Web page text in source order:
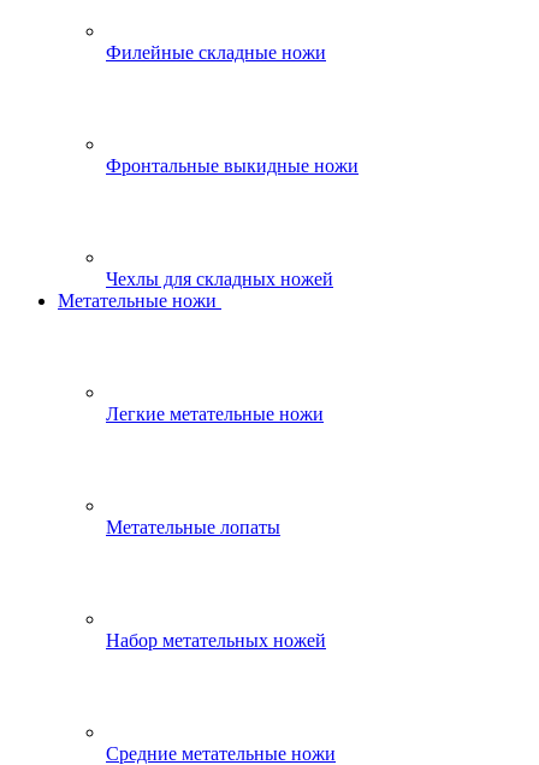
Филейные складные ножи
Фронтальные выкидные ножи
Чехлы для складных ножей
Метательные ножи
Легкие метательные ножи
Метательные лопаты
Набор метательных ножей
Средние метательные ножи